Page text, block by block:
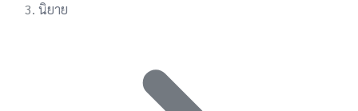
นิยาย